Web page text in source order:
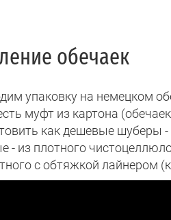
обечаек
упаковку на немецком
муфт из картона
как дешевые шуберы -
- из плотного
с обтяжкой лайнером